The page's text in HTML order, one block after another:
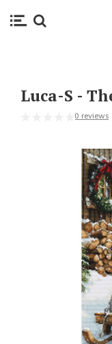
Luca-S -
0 reviews